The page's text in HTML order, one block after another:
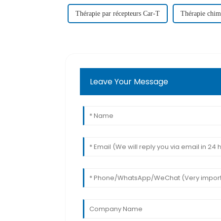
Thérapie par récepteurs Car-T Thérapie
Leave Your Message